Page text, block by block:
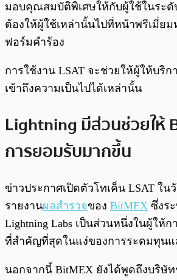
มอบคุณสมบัติพิเศษให้กับผู้ใช้ในระดั
ต้องให้ผู้ใช้เหล่านั้นไปที่หน้าพรีเมี่ย
ฟอร์มคำร้อง
การใช้งาน LSAT จะช่วยให้ผู้ให้บริ
เข้าถึงความเป็นไปได้เหล่านั้น
Lightning มีส่วนช่วยให้
การยอมรับมากขึ้น
ข่าวประกาศเปิดตัวโทเค็น LSAT ใ
รายงานผลสำรวจของ BitMEX ซึ่งระ
Lightning Labs เป็นส่วนหนึ่งในผู้ให้
ที่สำคัญที่สุดในแง่ของการระดมทุน
นอกจากนี้ BitMEX ยังได้พูดถึงบริษั